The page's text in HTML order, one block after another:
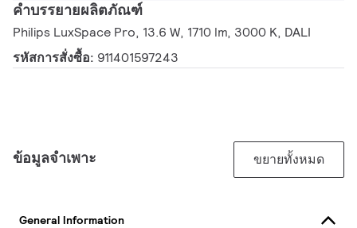
คำบรรยายผลิตภัณฑ์
Philips LuxSpace Pro, 13.6 W, 1710 lm, 3000 K, DALI
รหัสการสั่งซื้อ: 911401597243
ข้อมูลจำเพาะ ขยายทั้งหมด
General Information